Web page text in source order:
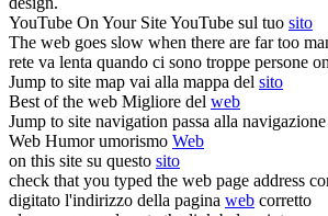
YouTube On Your SiteYouTube sul tuo sito
The web goes slow when there are far too
rete va lenta quando ci sono troppe persone
Jump to site map vai alla mappa del sito
Best of the web Migliore del web
Jump to site navigation passa alla
Web Humor umorismo Web
on this site su questo sito
check that you typed the web page address
digitato l'indirizzo della pagina web corretto